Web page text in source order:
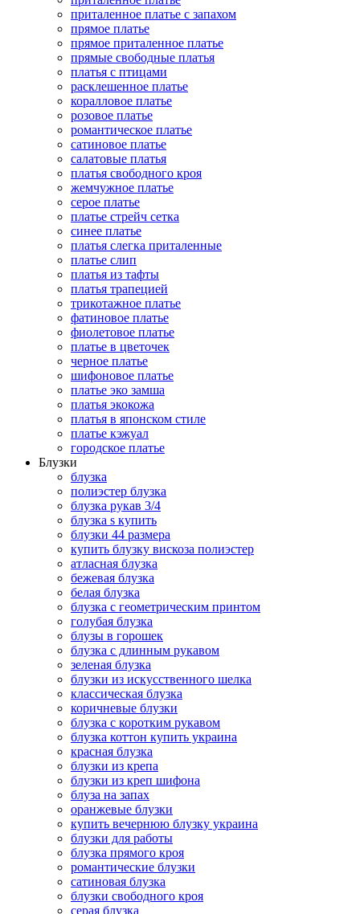
приталенное платье с запахом
прямое платье
прямое приталенное платье
прямые свободные платья
платья с птицами
расклешенное платье
коралловое платье
розовое платье
романтическое платье
сатиновое платье
салатовые платья
платья свободного кроя
жемчужное платье
серое платье
платье стрейч сетка
синее платье
платья слегка приталенные
платье слип
платья из тафты
платья трапецией
трикотажное платье
фатиновое платье
фиолетовое платье
платье в цветочек
черное платье
шифоновое платье
платье эко замша
платья экокожа
платья в японском стиле
платье кэжуал
городское платье
Блузки
блузка
полиэстер блузка
блузка рукав 3/4
блузка s купить
блузки 44 размера
купить блузку вискоза полиэстер
атласная блузка
бежевая блузка
белая блузка
блузка с геометрическим принтом
голубая блузка
блузы в горошек
блузка с длинным рукавом
зеленая блузка
блузки из искусственного шелка
классическая блузка
коричневые блузки
блузка с коротким рукавом
блузка коттон купить украина
красная блузка
блузки из крепа
блузки из креп шифона
блуза на запах
оранжевые блузки
купить вечернюю блузку украина
блузки для работы
блузка прямого кроя
романтические блузки
сатиновая блузка
блузки свободного кроя
серая блузка